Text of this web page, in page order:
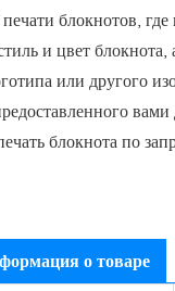
блокнотов,
и цвет блокнота,
или другого
блокнота по
о товаре